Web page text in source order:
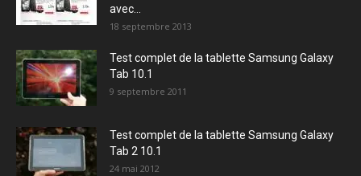
avec...
18 septembre 2013
Test complet de la tablette Samsung Galaxy
Tab 10.1
9 septembre 2011
Test complet de la tablette Samsung Galaxy
Tab 2 10.1
24 mai 2012